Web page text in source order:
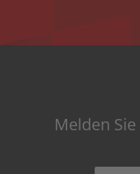
Melden